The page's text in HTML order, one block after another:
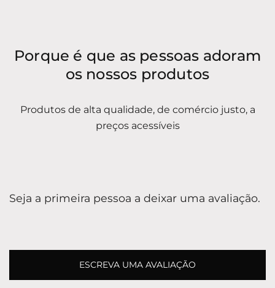
Porque é que as pessoas adoram
os nossos produtos
Produtos de alta qualidade, de comércio justo, a
preços acessíveis
Seja a primeira pessoa a deixar uma avaliação.
ESCREVA UMA AVALIAÇÃO